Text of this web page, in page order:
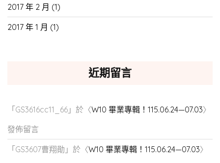
2017 年 2 月 (1)
2017 年 1 月 (1)
近期留言
「 GS3616cc11_66 」於〈W10 畢業專輯！115.06.24—07.03〉
發佈留言
「 GS3607曹翔勛 」於〈W10 畢業專輯！115.06.24—07.03〉